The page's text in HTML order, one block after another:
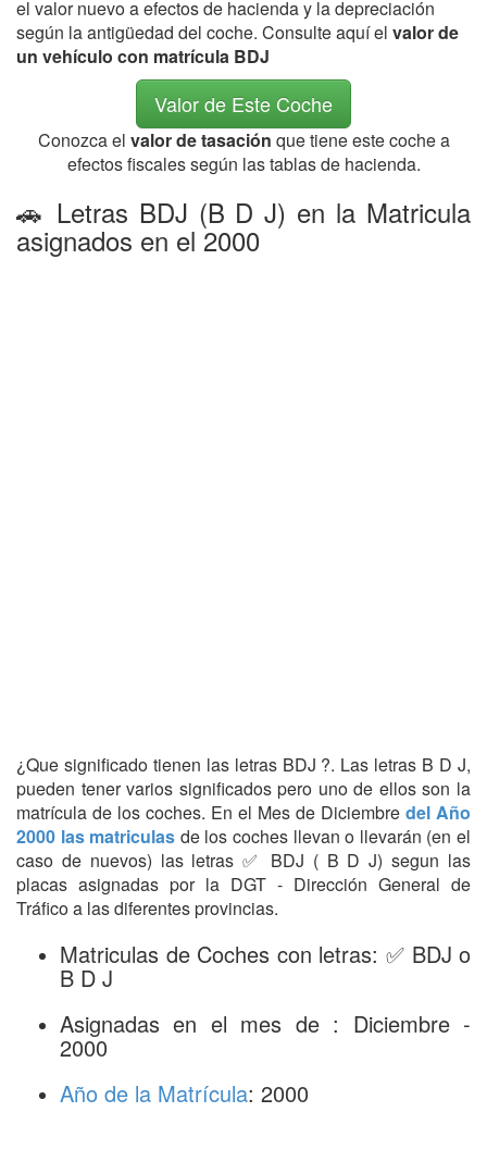
el valor nuevo a efectos de hacienda y la depreciación
según la antigüedad del coche. Consulte aquí el valor de
un vehículo con matrícula BDJ
Valor de Este Coche
Conozca el valor de tasación que tiene este coche a
efectos fiscales según las tablas de hacienda.
🚗 Letras BDJ (B D J) en la Matricula
asignados en el 2000
¿Que significado tienen las letras BDJ ?. Las letras B D J,
pueden tener varios significados pero uno de ellos son la
matrícula de los coches. En el Mes de Diciembre del Año
2000 las matriculas de los coches llevan o llevarán (en el
caso de nuevos) las letras ✅ BDJ ( B D J) segun las
placas asignadas por la DGT - Dirección General de
Tráfico a las diferentes provincias.
Matriculas de Coches con letras: ✅ BDJ o
B D J
Asignadas en el mes de : Diciembre -
2000
Año de la Matrícula: 2000